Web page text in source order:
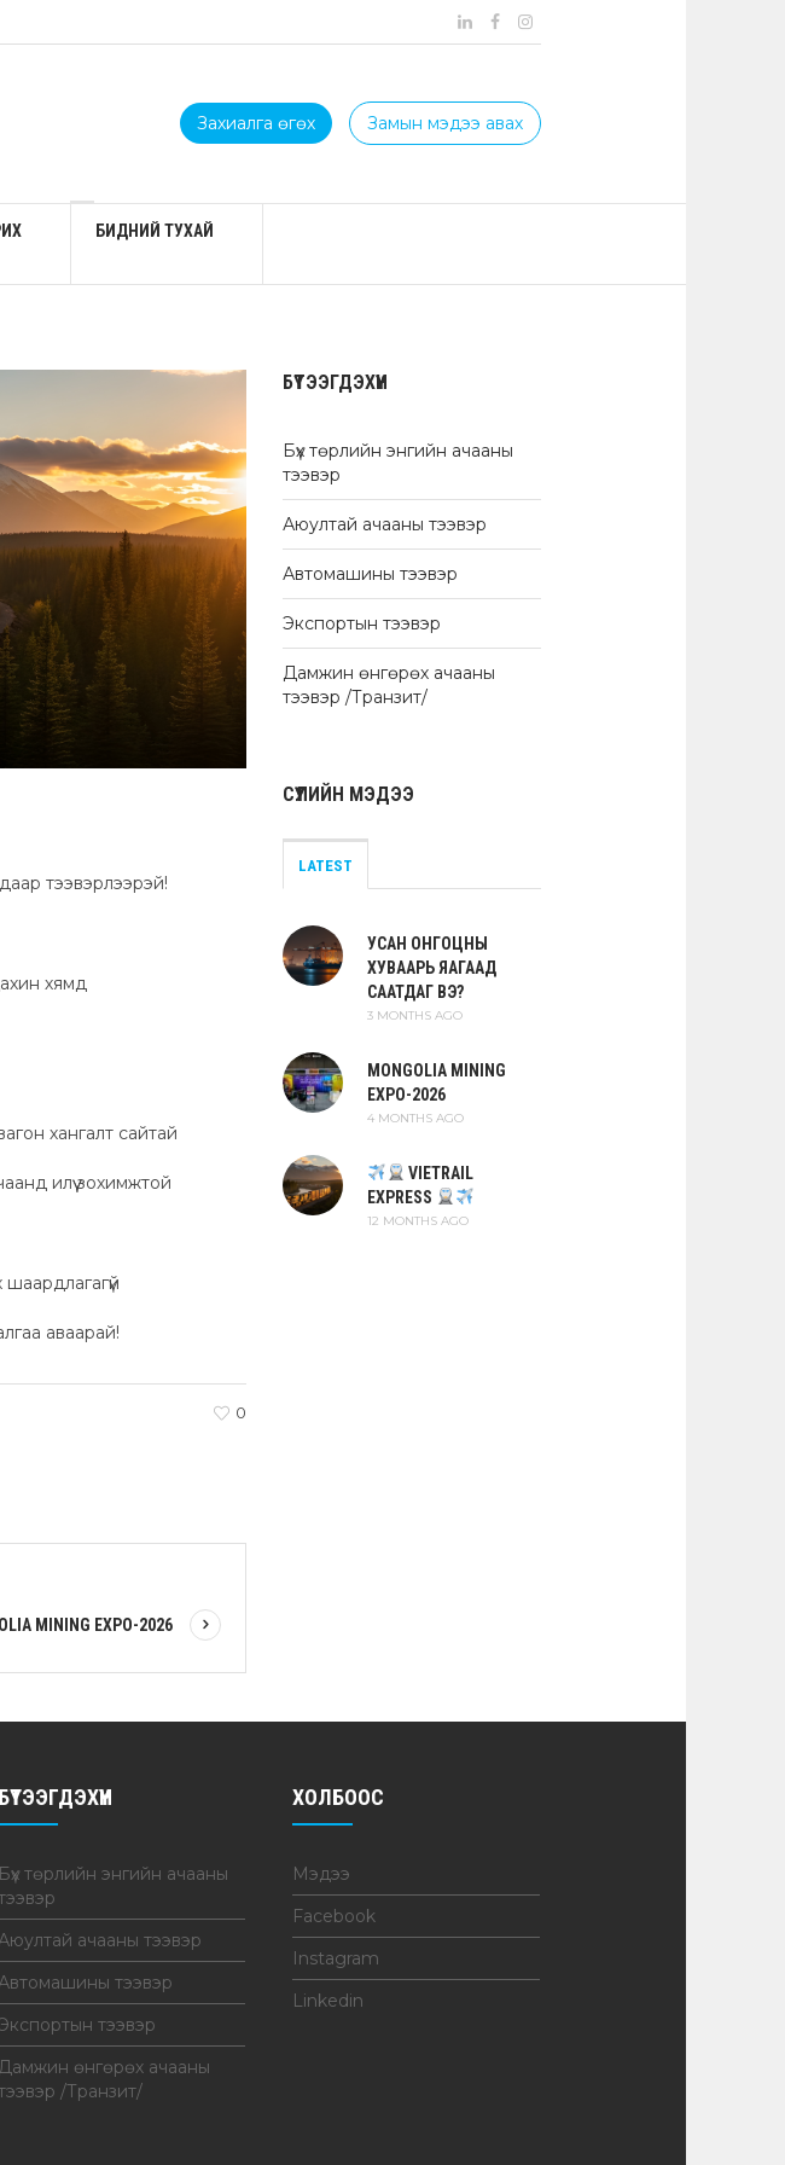
Захиалга өгөх Замын мэдээ авах
БИДНИЙ ТУХАЙ
тээвэрлээрэй!
хямд
хангалт сайтай
илүү зохимжтой
аваарай!
0
MINING EXPO-2026
БҮТЭЭГДЭХҮҮН
Бүх төрлийн энгийн ачааны
тээвэр
Аюултай ачааны тээвэр
Автомашины тээвэр
Экспортын тээвэр
Дамжин өнгөрөх ачааны
тээвэр /Транзит/
СҮҮЛИЙН МЭДЭЭ
LATEST
УСАН ОНГОЦНЫ
ХУВААРЬ ЯАГААД
СААТДАГ ВЭ?
3 MONTHS AGO
MONGOLIA MINING
EXPO-2026
4 MONTHS AGO
VIETRAIL
EXPRESS
12 MONTHS AGO
БҮТЭЭГДЭХҮҮН
Бүх төрлийн энгийн ачааны
ачааны тээвэр
тээвэр
Экспортын тээвэр
Дамжин өнгөрөх ачааны
/Транзит/
ХОЛБООС
Мэдээ
Facebook
Instagram
Linkedin